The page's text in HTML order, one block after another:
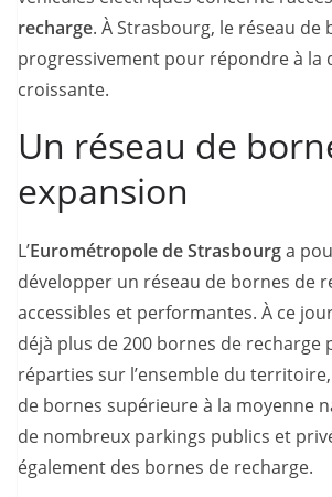
recharge. À Strasbourg, le réseau de
progressivement pour répondre à la
croissante.
Un réseau de
expansion
L’Eurométropole de Strasbourga
développer un réseau de bornes de
accessibles et performantes. À ce
déjà plus de 200 bornes de recharge
réparties sur l’ensemble du
de bornes supérieure à la moyenne
de nombreux parkings publics et
également des bornes de recharge.